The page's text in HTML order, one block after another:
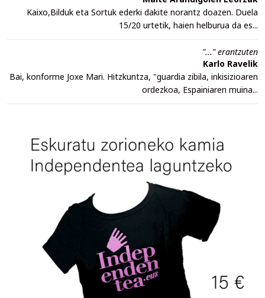
Kaixo,Bilduk eta Sortuk ederki dakite norantz doazen. Duela
15/20 urtetik, haien helburua da es...
"..." erantzuten
Karlo Ravelik
Bai, konforme Joxe Mari. Hitzkuntza, "guardia zibila, inkisizioaren
ordezkoa, Espainiaren muina...